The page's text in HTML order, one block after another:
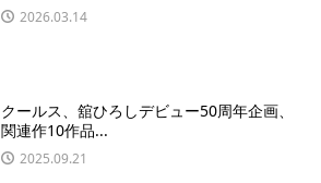
2026.03.14
クールス、舘ひろしデビュー50周年企画、
関連作10作品...
2025.09.21